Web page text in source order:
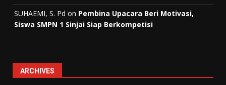
SUHAEMI, S. Pd on Pembina Upacara Beri Motivasi,
Siswa SMPN 1 Sinjai Siap Berkompetisi
ARCHIVES